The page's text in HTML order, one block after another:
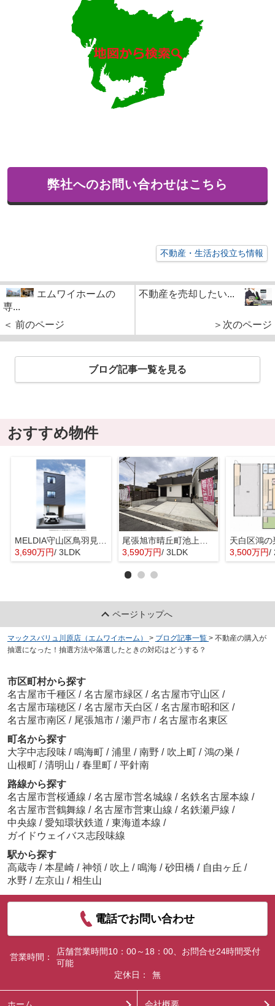
弊社へのお問い合わせはこちら
不動産・生活お役立ち情報
エムワイホームの
専...
＜ 前のページ
不動産を売却したい...
＞次のページ
ブログ記事一覧を見る
おすすめ物件
3,690万円/ 3LDK
3,590万円/ 3LDK
天白区鴻
3,500万円/
ページトップへ
マックスバリュ川原店（エムワイホーム） > ブログ記事一覧 > 不動産の購入が
抽選になった！抽選方法や落選したときの対応はどうする？
市区町村から探す
名古屋市千種区 / 名古屋市緑区 / 名古屋市守山区 /
名古屋市瑞穂区 / 名古屋市天白区 / 名古屋市昭和区 /
名古屋市南区 / 尾張旭市 / 瀬戸市 / 名古屋市名東区
町名から探す
大字中志段味 / 鳴海町 / 浦里 / 南野 / 吹上町 / 鴻の巣 /
山根町 / 清明山 / 春里町 / 平針南
路線から探す
名古屋市営桜通線 / 名古屋市営名城線 / 名鉄名古屋本線 /
名古屋市営鶴舞線 / 名古屋市営東山線 / 名鉄瀬戸線 /
中央線 / 愛知環状鉄道 / 東海道本線 /
ガイドウェイバス志段味線
駅から探す
高蔵寺 / 本星崎 / 神領 / 吹上 / 鳴海 / 砂田橋 / 自由ヶ丘 /
水野 / 左京山 / 相生山
電話でお問い合わせ
営業時間：
店舗営業時間10：00～18：00、お問合せ24時間受付
可能
定休日：
無
ホーム 会社概要